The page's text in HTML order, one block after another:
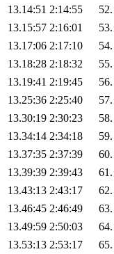
13.14:51 2:14:55 52.
13.15:57 2:16:01 53.
13.17:06 2:17:10 54.
13.18:28 2:18:32 55.
13.19:41 2:19:45 56.
13.25:36 2:25:40 57.
13.30:19 2:30:23 58.
13.34:14 2:34:18 59.
13.37:35 2:37:39 60.
13.39:39 2:39:43 61.
13.43:13 2:43:17 62.
13.46:45 2:46:49 63.
13.49:59 2:50:03 64.
13.53:13 2:53:17 65.